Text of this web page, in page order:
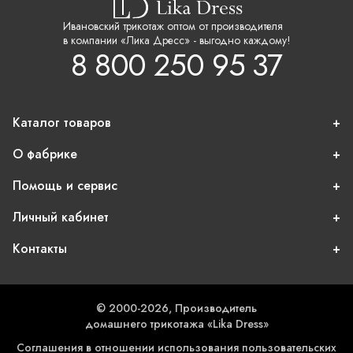
Ивановский трикотаж оптом от производителя
в компании «Лика Дресс» - выгодно каждому!
8 800 250 95 37
Каталог товаров
О фабрике
Помощь и сервис
Личный кабинет
Контакты
© 2000-2026, Производитель
домашнего трикотажа «Lika Dress»
Соглашения в отношении использования пользовательских